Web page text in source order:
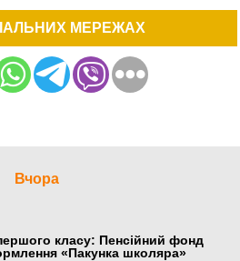
МЕРЕЖАХ
Вчора
класу: Пенсійний фонд
«Пакунка школяра»